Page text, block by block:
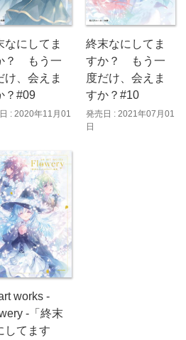
なにしてま
？ もう一
け、会えま
？#09
: 2020年11月01
終末なにしてま
すか？ もう一
度だけ、会えま
すか？#10
発売日 : 2021年07月01
日
works -
-「終末
してます